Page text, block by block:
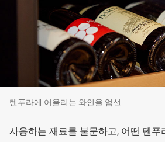
텐푸라에 어울리는 와인을 엄선
사용하는 재료를 불문하고, 어떤 텐푸